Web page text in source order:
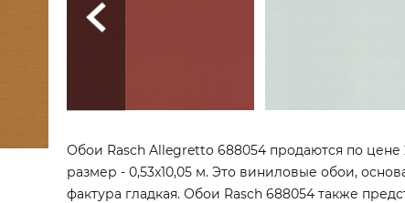
Обои Rasch Allegretto 688054 продаются по цене
размер - 0,53x10,05 м. Это виниловые обои,
фактура гладкая. Обои Rasch 688054 также